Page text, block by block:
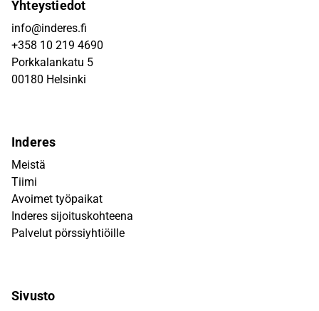
Yhteystiedot
info@inderes.fi
+358 10 219 4690
Porkkalankatu 5
00180 Helsinki
Inderes
Meistä
Tiimi
Avoimet työpaikat
Inderes sijoituskohteena
Palvelut pörssiyhtiöille
Sivusto